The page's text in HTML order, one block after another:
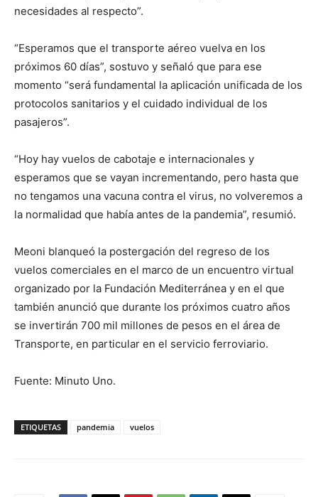
necesidades al respecto”.
“Esperamos que el transporte aéreo vuelva en los
próximos 60 días”, sostuvo y señaló que para ese
momento “será fundamental la aplicación unificada de los
protocolos sanitarios y el cuidado individual de los
pasajeros”.
“Hoy hay vuelos de cabotaje e internacionales y
esperamos que se vayan incrementando, pero hasta que
no tengamos una vacuna contra el virus, no volveremos a
la normalidad que había antes de la pandemia”, resumió.
Meoni blanqueó la postergación del regreso de los
vuelos comerciales en el marco de un encuentro virtual
organizado por la Fundación Mediterránea y en el que
también anunció que durante los próximos cuatro años
se invertirán 700 mil millones de pesos en el área de
Transporte, en particular en el servicio ferroviario.
Fuente: Minuto Uno.
ETIQUETAS pandemia vuelos